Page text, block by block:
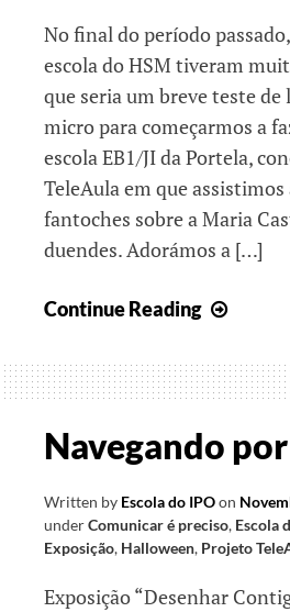
No final do período
escola do HSM tiveram
que seria um breve teste de
micro para começarmos a
escola EB1/JI da Portela,
TeleAula em que
fantoches sobre a Maria
duendes. Adorámos a […]
Continue Reading
em
Navegando
Written by Escola do IPOon
underComunicar é preciso, Escola
Exposição, Halloween, Projeto
Exposição “Desenhar